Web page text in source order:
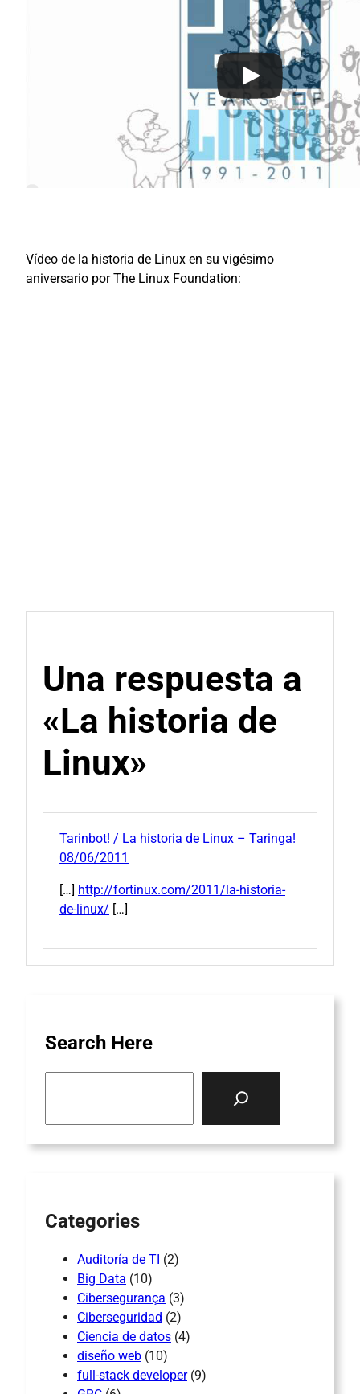
Vídeo de la historia de Linux en su vigésimo
aniversario por The Linux Foundation:
Una respuesta a
«La historia de
Linux»
Tarinbot! / La historia de Linux – Taringa!
08/06/2011
[…] http://fortinux.com/2011/la-historia-
de-linux/ […]
Search Here
Categories
Auditoría de TI (2)
Big Data (10)
Cibersegurança (3)
Ciberseguridad (2)
Ciencia de datos (4)
diseño web (10)
full-stack developer(9)